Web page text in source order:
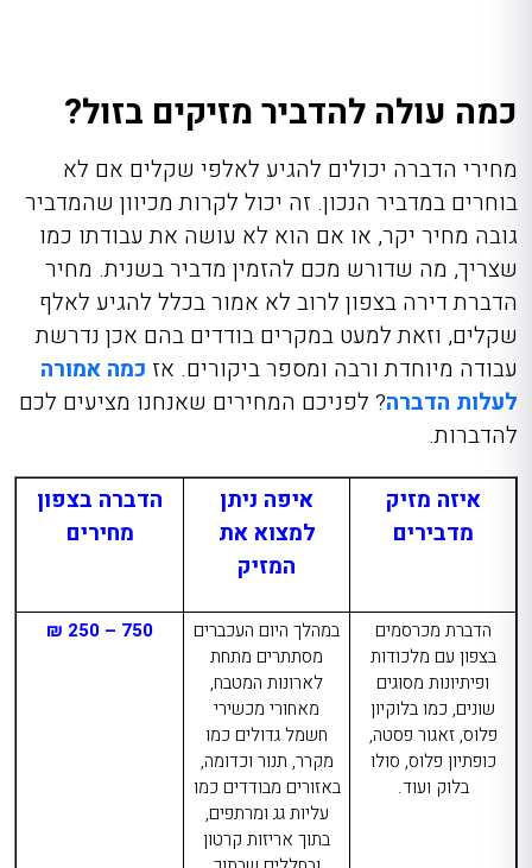
כמה עולה להדביר מזיקים בזול?
מחירי הדברה יכולים להגיע לאלפי שקלים אם לא
בוחרים במדביר הנכון. זה יכול לקרות מכיוון שהמדביר
גובה מחיר יקר, או אם הוא לא עושה את עבודתו כמו
שצריך, מה שדורש מכם להזמין מדביר בשנית. מחיר
הדברת דירה בצפון לרוב לא אמור בכלל להגיע לאלף
שקלים, וזאת למעט במקרים בודדים בהם אכן נדרשת
עבודה מיוחדת ורבה ומספר ביקורים. אז כמה אמורה
לעלות הדברה? לפניכם המחירים שאנחנו מציעים לכם
להדברות.
איזה מזיק
מדבירים
איפה ניתן
למצוא את
המזיק
הדברה בצפון
מחירים
הדברת מכרסמים
בצפון עם מלכודות
ופיתיונות מסוגים
שונים, כמו בלוקיון
פלוס, זאגור פסטה,
כופתיון פלוס, סולו
בלוק ועוד.
במהלך היום העכברים
מסתתרים מתחת
לארונות המטבח,
מאחורי מכשירי
חשמל גדולים כמו
מקרר, תנור וכדומה,
באזורים מבודדים כמו
עליות גג ומרתפים,
בתוך אריזות קרטון
750 – 250 ₪